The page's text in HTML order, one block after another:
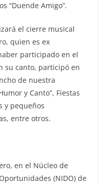
“Duende Amigo”.
el cierre musical
quien es ex
participado en el
su canto, participó en
de nuestra
y Canto”, Fiestas
y pequeños
entre otros.
en el Núcleo de
(NIDO) de